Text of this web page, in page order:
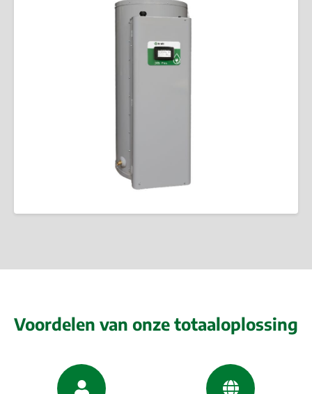
Voordelen van onze totaaloplossing